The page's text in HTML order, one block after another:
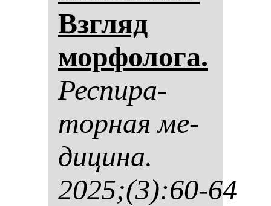
Взгляд
мор­фо­ло­га.
Рес­пи­ра­
тор­ная ме­
ди­ци­на.
2025;(3):60-64